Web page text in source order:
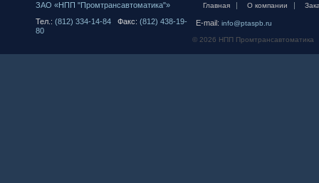
ЗАО «НПП "Промтрансавтоматика"»
Тел.: (812) 334-14-84 Факс: (812) 438-19-
80
Главная | О компании |
E-mail: info@ptaspb.ru
© 2026 НПП Промтрансавтоматика